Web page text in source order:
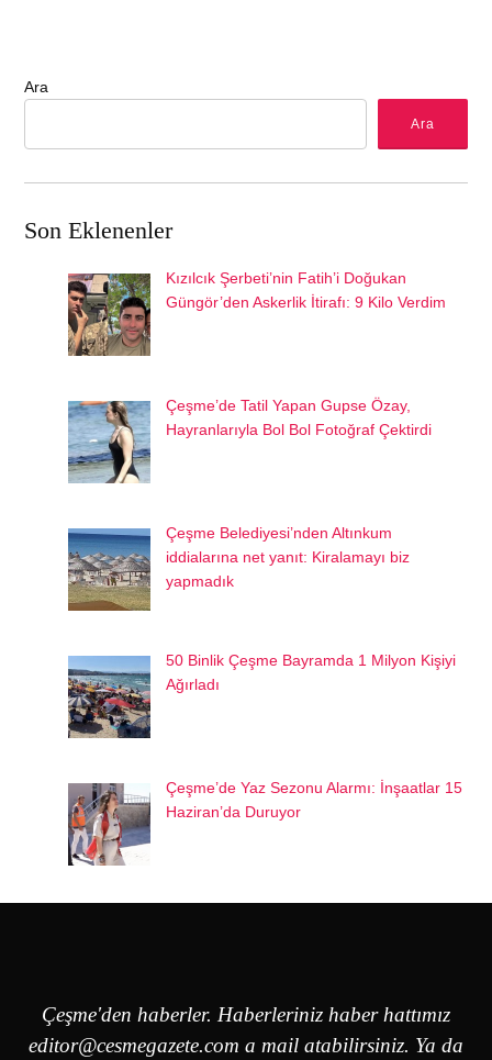
Ara
Ara
Son Eklenenler
Kızılcık Şerbeti’nin Fatih’i Doğukan
Güngör’den Askerlik İtirafı: 9 Kilo Verdim
Çeşme’de Tatil Yapan Gupse Özay,
Hayranlarıyla Bol Bol Fotoğraf Çektirdi
Çeşme Belediyesi’nden Altınkum
iddialarına net yanıt: Kiralamayı biz
yapmadık
50 Binlik Çeşme Bayramda 1 Milyon Kişiyi
Ağırladı
Çeşme’de Yaz Sezonu Alarmı: İnşaatlar 15
Haziran’da Duruyor
Çeşme'den haberler. Haberleriniz haber hattımız
editor@cesmegazete.com a mail atabilirsiniz. Ya da